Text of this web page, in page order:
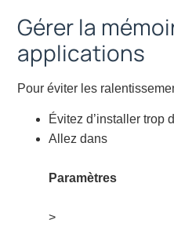
Gérer la
applications
Pour éviter les
Évitez d’installer trop
Allez dans
Paramètres
>